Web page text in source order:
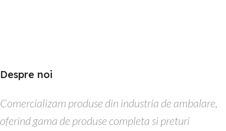
Despre noi
Comercializam produse din industria de ambalare,
oferind gama de produse completa si preturi